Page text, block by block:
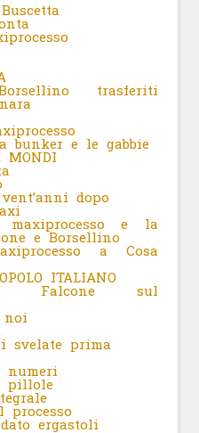
trasferiti
bunker e le gabbie
MONDI
dopo
e la
e Borsellino
a Cosa
ITALIANO
Falcone sul
noi
svelate prima
numeri
pillole
processo
ergastoli